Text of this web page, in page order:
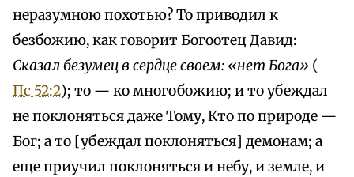
неразумною похотью? То приводил к
безбожию, как говорит Богоотец Давид:
Сказал безумец в сердце своем: «нет Бога» (
Пс 52:2); то — ко многобожию; и то убеждал
не поклоняться даже Тому, Кто по природе —
Бог; а то [убеждал поклоняться] демонам; а
еще приучил поклоняться и небу, и земле, и